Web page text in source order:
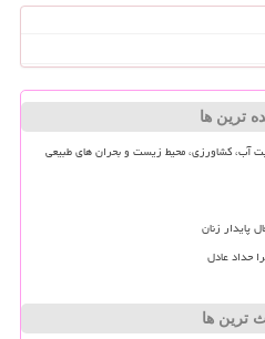
ترین ها
آب، کشاورزی، محیط زیست و بحران های طبیعی
پایدار زنان
حداد عادل
ترین ها